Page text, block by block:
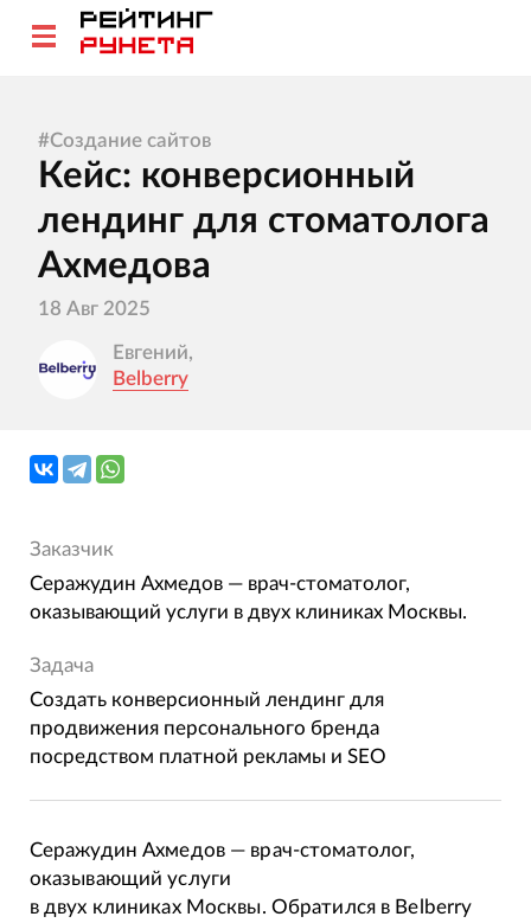
#Создание сайтов
Кейс: конверсионный
лендинг для стоматолога
Ахмедова
18 Авг 2025
Евгений,
Belberry
Заказчик
Серажудин Ахмедов — врач-стоматолог,
оказывающий услуги в двух клиниках Москвы.
Задача
Создать конверсионный лендинг для
продвижения персонального бренда
посредством платной рекламы и SEO
Серажудин Ахмедов — врач-стоматолог,
оказывающий услуги
в двух клиниках Москвы. Обратился в Belberry